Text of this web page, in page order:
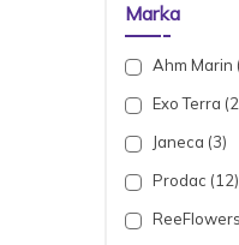
Marka
Ahm Marin
Exo Terra
Janeca (3)
Prodac (12)